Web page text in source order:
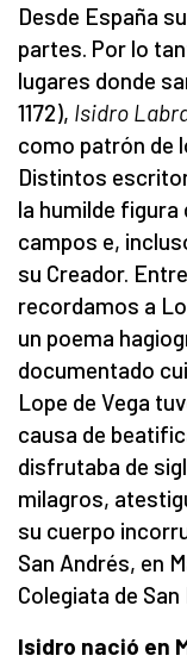
Desde España
partes. Por lo
lugares donde
1172), Isidro
como patrón de
Distintos
la humilde figura
campos e,
su Creador.
recordamos a
un poema
documentado
Lope de Vega
causa de
disfrutaba de
milagros,
su cuerpo
San Andrés, en
Colegiata de
Isidro nació en